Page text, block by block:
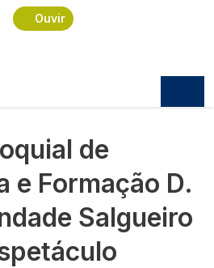
principal
Ouvir
Assistência e Formação D.
de
e Formação D.
Salgueiro